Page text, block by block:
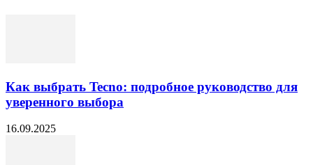
Как выбрать Tecno: подробное руководство для
уверенного выбора
16.09.2025